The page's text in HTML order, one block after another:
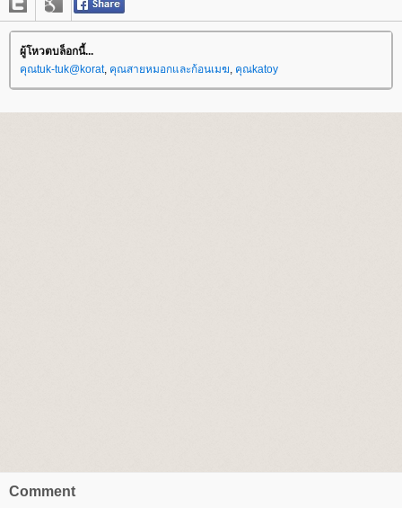
ผู้โหวตบล็อกนี้...
คุณtuk-tuk@korat, คุณสายหมอกและก้อนเมฆ, คุณkatoy
Comment